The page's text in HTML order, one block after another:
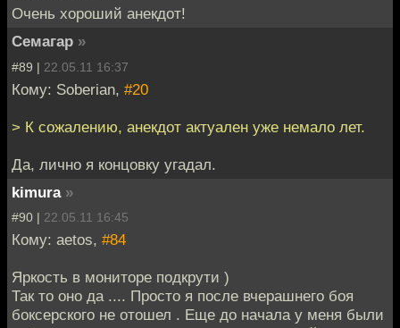
Очень хороший анекдот!
Семагар »
#89 | 22.05.11 16:37
Кому: Soberian, #20
> К сожалению, анекдот актуален уже немало лет.
Да, лично я концовку угадал.
kimura »
#90 | 22.05.11 16:45
Кому: aetos, #84
Яркость в мониторе подкрути )
Так то оно да .... Просто я после вчерашнего боя
боксерского не отошел . Еще до начала у меня были